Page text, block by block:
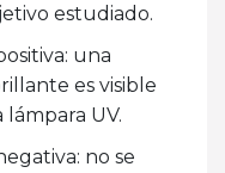
estudiado.
una
es visible
UV.
no se